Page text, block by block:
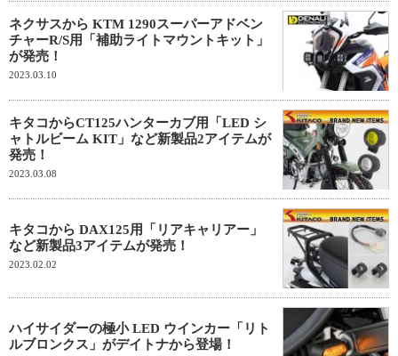
ネクサスから KTM 1290スーパーアドベン
チャーR/S用「補助ライトマウントキット」
が発売！
2023.03.10
キタコからCT125ハンターカブ用「LED シ
ャトルビーム KIT」など新製品2アイテムが
発売！
2023.03.08
キタコから DAX125用「リアキャリアー」
など新製品3アイテムが発売！
2023.02.02
ハイサイダーの極小 LED ウインカー「リト
ルブロンクス」がデイトナから登場！